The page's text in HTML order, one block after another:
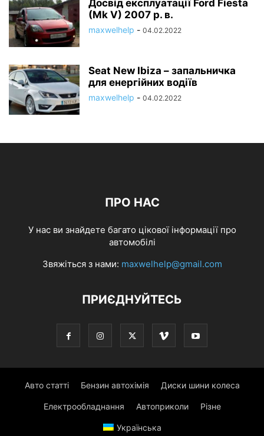
Досвід експлуатації Ford Fiesta
(Mk V) 2007 р. в.
maxwelhelp - 04.02.2022
Seat New Ibiza – запальничка
для енергійних водіїв
maxwelhelp - 04.02.2022
ПРО НАС
У нас ви знайдете багато цікової інформації про
автомобілі
Звяжіться з нами: maxwelhelp@gmail.com
ПРИЄДНУЙТЕСЬ
Авто статті Бензин автохімія Диски шини колеса
Електрообладнання Автоприколи Різне
Українська